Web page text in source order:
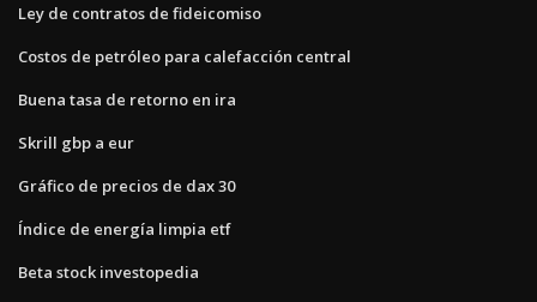
Ley de contratos de fideicomiso
Costos de petróleo para calefacción central
Buena tasa de retorno en ira
Skrill gbp a eur
Gráfico de precios de dax 30
Índice de energía limpia etf
Beta stock investopedia